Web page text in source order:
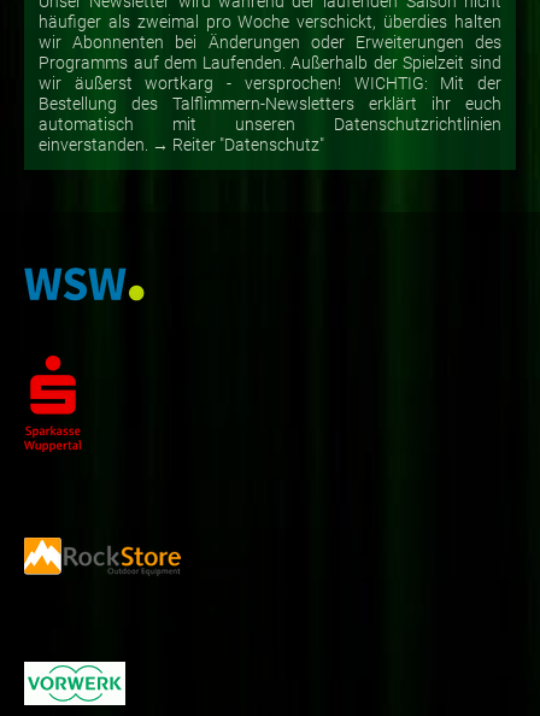
häufiger als zweimal pro Woche verschickt, überdies halten
wir Abonnenten bei Änderungen oder Erweiterungen des
Programms auf dem Laufenden. Außerhalb der Spielzeit sind
wir äußerst wortkarg - versprochen! WICHTIG: Mit der
Bestellung des Talflimmern-Newsletters erklärt ihr euch
automatisch mit unseren Datenschutzrichtlinien
einverstanden. → Reiter "Datenschutz"